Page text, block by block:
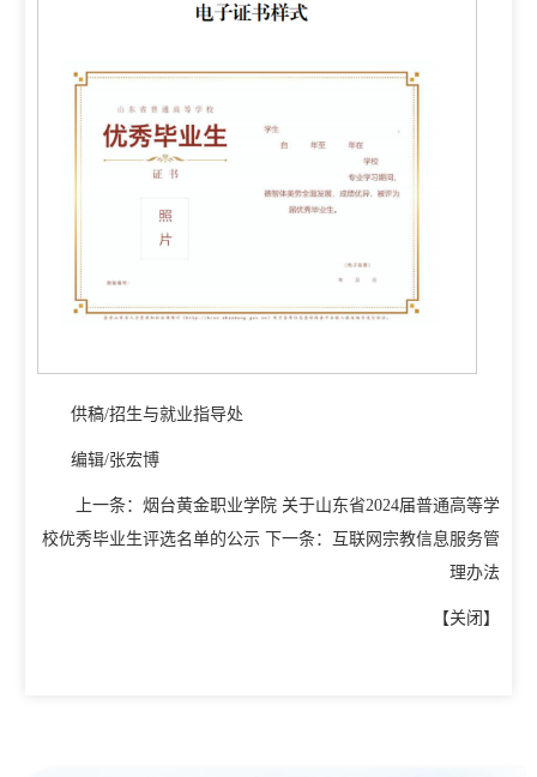
供稿/招生与就业指导处
编辑/张宏博
上一条： 烟台黄金职业学院 关于山东省2024届普通高等学
校优秀毕业生评选名单的公示下一条：
互联网宗教信息服务管
理办法
【关闭 】